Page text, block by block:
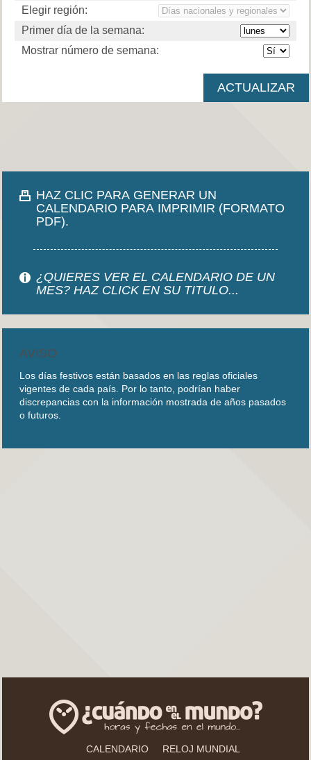
Elegir región:
Primer día de la semana:
Mostrar número de semana:
HAZ CLIC PARA GENERAR UN
CALENDARIO PARA IMPRIMIR (FORMATO
PDF).
¿QUIERES VER EL CALENDARIO DE UN
MES? HAZ CLICK EN SU TITULO...
AVISO
Los días festivos están basados en las reglas oficiales
vigentes de cada país. Por lo tanto, podrían haber
discrepancias con la información mostrada de años pasados
o futuros.
CALENDARIO
RELOJ MUNDIAL